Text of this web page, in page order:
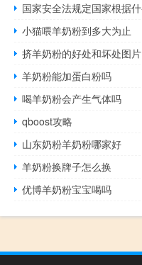
小猫喂羊奶粉到多大为止
挤羊奶粉的好处和坏处图片
羊奶粉能加蛋白粉吗
喝羊奶粉会产生气体吗
qboost攻略
山东奶粉羊奶粉哪家好
羊奶粉换牌子怎么换
优博羊奶粉宝宝喝吗